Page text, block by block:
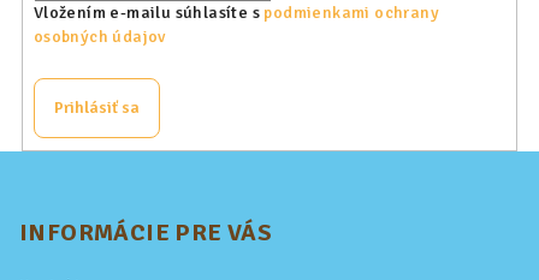
Vložením e-mailu súhlasíte s podmienkami ochrany
osobných údajov
Prihlásiť sa
INFORMÁCIE PRE VÁS